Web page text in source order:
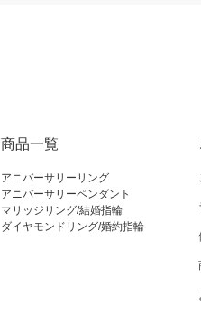
商品一覧
アニバーサリーリング
アニバーサリーペンダント
マリッジリング/結婚指輪
ダイヤモンドリング/婚約指輪